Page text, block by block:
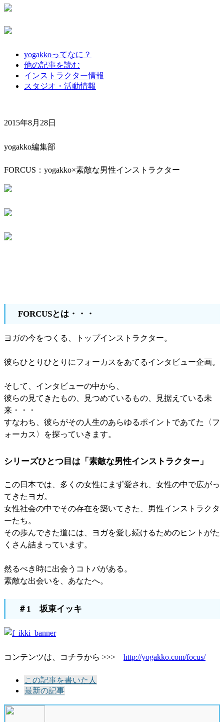
yogakkoってなに？
他の記事を読む
インストラクター情報
スタジオ・活動情報
2015年8月28日
yogakko編集部
FORCUS：yogakko×素敵な男性インストラクター
FORCUSとは・・・
ヨガの今をつくる、トップインストラクター。
彼らひとりひとりにフォーカスをあてるインタビュー企画。
そして、インタビューの中から、
彼らの見てきたもの、見つめているもの、見据えている未
来・・・
すなわち、彼らがその人生のあらゆるポイントであてた〈フ
ォーカス〉を探っていきます。
シリーズひとつ目は「素敵な男性インストラクター」
この日本では、多くの女性にまず愛され、女性の中で広がっ
てきたヨガ。
女性社会の中でその存在を築いてきた、男性インストラクタ
ーたち。
その歩んできた道には、ヨガを愛し続けるためのヒントがた
くさん詰まっています。
然るべき時に出会うコトバがある。
素敵な出会いを、あなたへ。
＃1 坂東イッキ
コンテンツは、コチラから >>> http://yogakko.com/focus/
following
tabs
change
この記事を書いた人
最新の記事